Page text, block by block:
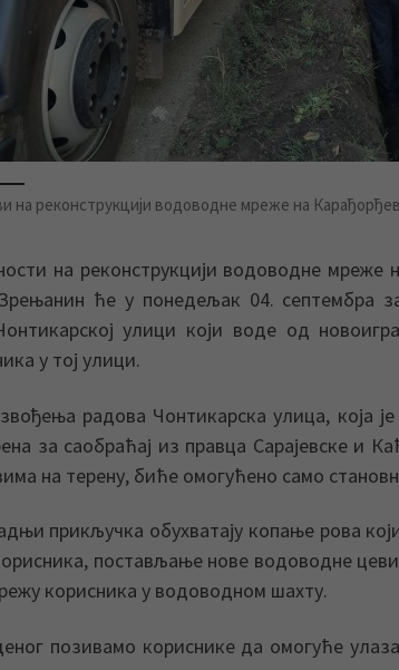
на реконструкцији водоводне мреже на
на реконструкцији водоводне
Зрењанин ће у понедељак 04. септембра
улици који воде од
у тој улици.
радова Чонтикарска улица, која
за саобраћај из правца Сарајевске и
на терену, биће омогућено само
прикључка обухватају копање рова
постављање нове водоводне
корисника у водоводном шахту.
позивамо кориснике да омогуће